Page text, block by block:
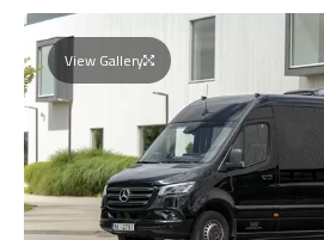
View Gallery